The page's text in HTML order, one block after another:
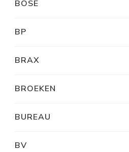
BOSE
BP
BRAX
BROEKEN
BUREAU
BV